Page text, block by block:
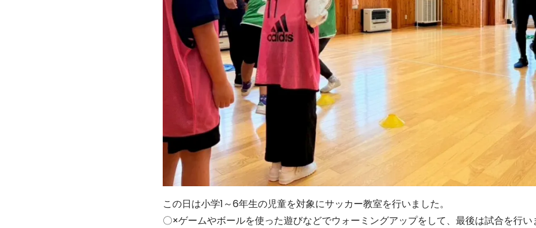
この日は小学1～6年生の児童を対象にサッカー教室を行いました。
〇×ゲームやボールを使った遊びなどでウォーミングアップをして、最後は試合を行い